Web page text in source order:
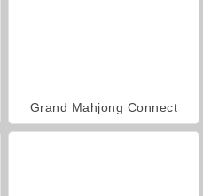
Grand Mahjong Connect